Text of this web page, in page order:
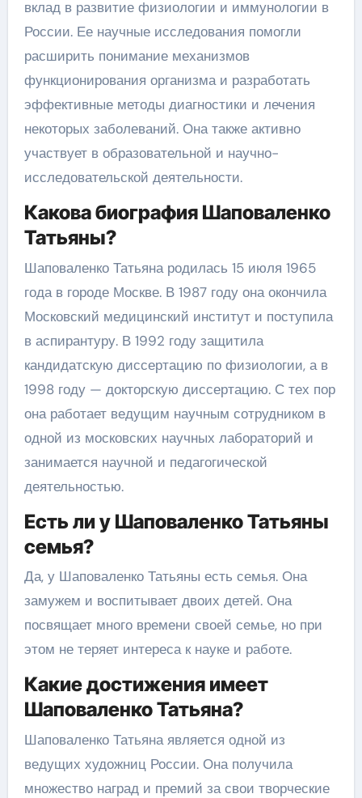
вклад в развитие физиологии и иммунологии в
России. Ее научные исследования помогли
расширить понимание механизмов
функционирования организма и разработать
эффективные методы диагностики и лечения
некоторых заболеваний. Она также активно
участвует в образовательной и научно-
исследовательской деятельности.
Какова биография Шаповаленко
Татьяны?
Шаповаленко Татьяна родилась 15 июля 1965
года в городе Москве. В 1987 году она окончила
Московский медицинский институт и поступила
в аспирантуру. В 1992 году защитила
кандидатскую диссертацию по физиологии, а в
1998 году — докторскую диссертацию. С тех пор
она работает ведущим научным сотрудником в
одной из московских научных лабораторий и
занимается научной и педагогической
деятельностью.
Есть ли у Шаповаленко Татьяны
семья?
Да, у Шаповаленко Татьяны есть семья. Она
замужем и воспитывает двоих детей. Она
посвящает много времени своей семье, но при
этом не теряет интереса к науке и работе.
Какие достижения имеет
Шаповаленко Татьяна?
Шаповаленко Татьяна является одной из
ведущих художниц России. Она получила
множество наград и премий за свои творческие